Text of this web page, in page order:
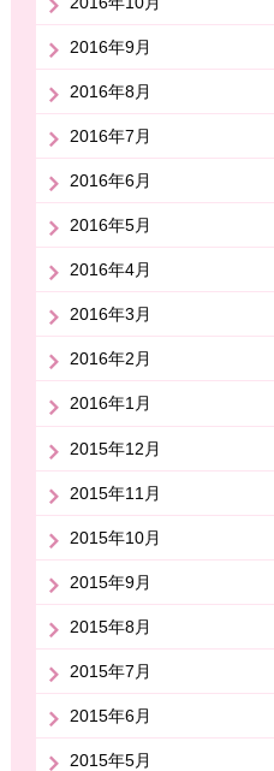
2016年9月
2016年8月
2016年7月
2016年6月
2016年5月
2016年4月
2016年3月
2016年2月
2016年1月
2015年12月
2015年11月
2015年10月
2015年9月
2015年8月
2015年7月
2015年6月
2015年5月